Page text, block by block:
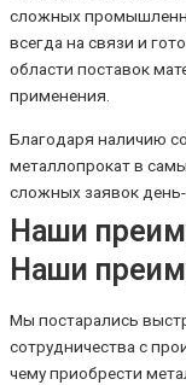
сложных
всегда на связи и
области поставок
применения.
Благодаря наличию
металлопрокат в
сложных заявок день-
Наши
Наши
Мы постарались
сотрудничества с
чему приобрести